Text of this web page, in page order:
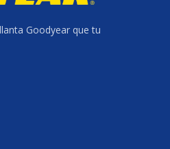
PROCEDENCIA
Goodyear que tu